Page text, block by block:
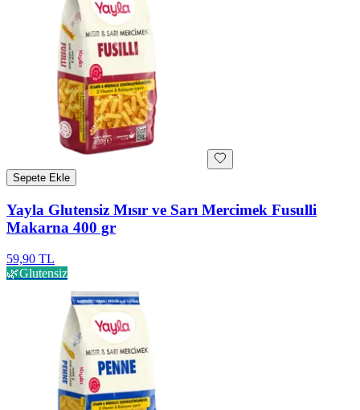
Sepete Ekle
Yayla Glutensiz Mısır ve Sarı Mercimek Fusulli
Makarna 400 gr
59,90 TL
🌿Glutensiz